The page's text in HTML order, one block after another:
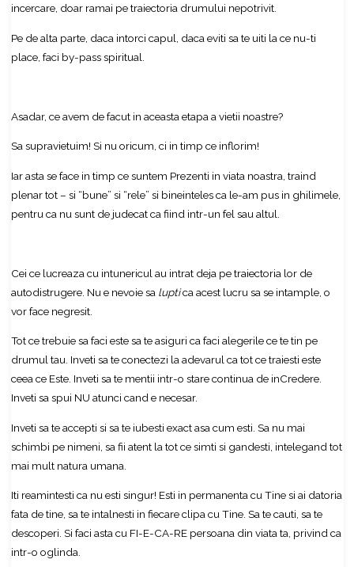
incercare, doar ramai pe traiectoria drumului nepotrivit.
Pe de alta parte, daca intorci capul, daca eviti sa te uiti la ce nu-ti
place, faci by-pass spiritual.
Asadar, ce avem de facut in aceasta etapa a vietii noastre?
Sa supravietuim! Si nu oricum, ci in timp ce inflorim!
Iar asta se face in timp ce suntem Prezenti in viata noastra, traind
plenar tot – si “bune” si “rele” si bineinteles ca le-am pus in ghilimele,
pentru ca nu sunt de judecat ca fiind intr-un fel sau altul.
Cei ce lucreaza cu intunericul au intrat deja pe traiectoria lor de
autodistrugere. Nu e nevoie sa luptica acest lucru sa se intample, o
vor face negresit.
Tot ce trebuie sa faci este sa te asiguri ca faci alegerile ce te tin pe
drumul tau. Inveti sa te conectezi la adevarul ca tot ce traiesti este
ceea ce Este. Inveti sa te mentii intr-o stare continua de inCredere.
Inveti sa spui NU atunci cand e necesar.
Inveti sa te accepti si sa te iubesti exact asa cum esti. Sa nu mai
schimbi pe nimeni, sa fii atent la tot ce simti si gandesti, intelegand tot
mai mult natura umana.
Iti reamintesti ca nu esti singur! Esti in permanenta cu Tine si ai datoria
fata de tine, sa te intalnesti in fiecare clipa cu Tine. Sa te cauti, sa te
descoperi. Si faci asta cu FI-E-CA-RE persoana din viata ta, privind ca
intr-o oglinda.